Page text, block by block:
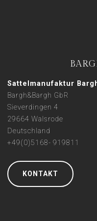
Sattelmanufaktur
Bargh&Bargh GbR
Sieverdingen 4
29664 Walsrode
Deutschland
+49(0)5168- 919811
KONTAKT